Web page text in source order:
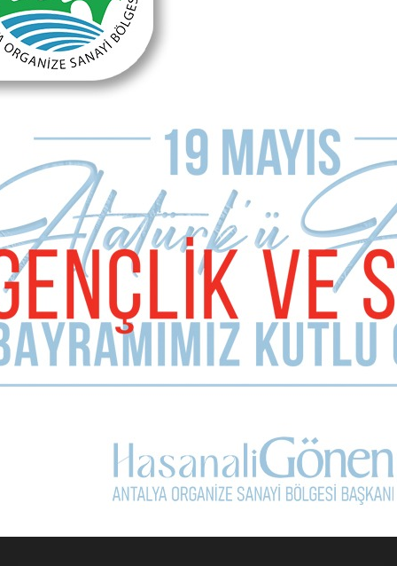
E-mail Adresiniz (zorunlu değil)
Yorumunuz
Kullanım Koşullarını Kabul Ediyorum.